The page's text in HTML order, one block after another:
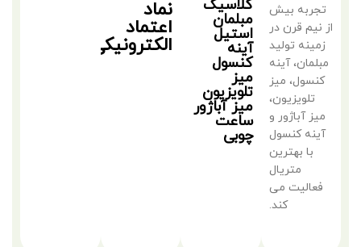
تجربه بیش
از نیم قرن در
زمینه تولید
مبلمان، آینه
کنسول، میز
تلویزیون،
میز آباژور و
آینه کنسول
با بهترین
متریال
فعالیت می
کند.
کلاسیک
مبلمان
استیل
آینه
کنسول
میز
تلویزیون
میز آباژور
ساعت
چوبی
نماد
اعتماد
الکترونیکی